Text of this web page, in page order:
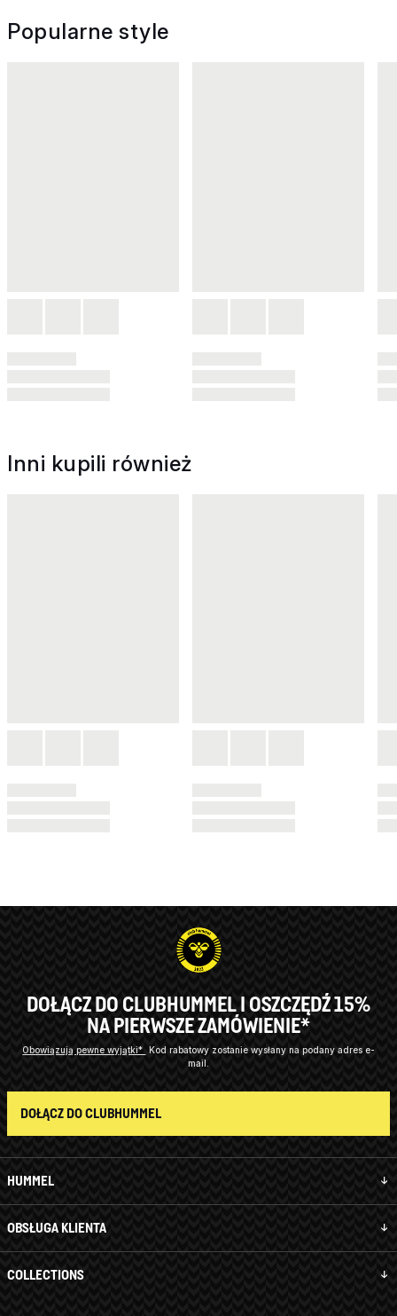
Popularne style
Inni kupili również
HUMMEL
OBSŁUGA KLIENTA
COLLECTIONS
DOŁĄCZ DO CLUBHUMMEL I OSZCZĘDŹ 15%
NA PIERWSZE ZAMÓWIENIE*
Obowiązują pewne wyjątki*
Kod rabatowy zostanie wysłany na podany adres e-
mail.
DOŁĄCZ DO CLUBHUMMEL